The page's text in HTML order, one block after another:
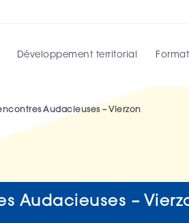
Développement territorial
Audacieuses – Vierzon
Audacieuses –